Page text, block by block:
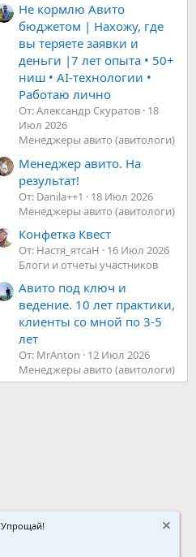
Не кормлю Авито
бюджетом | Нахожу, где
вы теряете заявки и
деньги |7 лет опыта • 50+
ниш • AI-технологии •
Работаю лично
От: Александр Скуратов 18
Июл 2026
Менеджеры авито (авитологи)
Менеджер авито. На
результат!
От: Danila++1
18 Июл 2026
Менеджеры авито (авитологи)
Конфетка Квест
От: Настя_ятсаН
16 Июл 2026
Блоги и отчеты участников
Авито под ключ и
ведение. 10 лет практики,
клиенты со мной по 3-5
лет
От: MrAnton
12 Июл 2026
Менеджеры авито (авитологи)
Упрощай!